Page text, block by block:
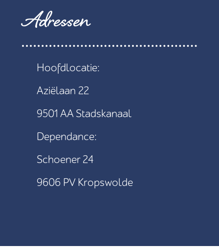
Adressen
Hoofdlocatie:
Aziëlaan 22
9501 AA Stadskanaal
Dependance:
Schoener 24
9606 PV Kropswolde